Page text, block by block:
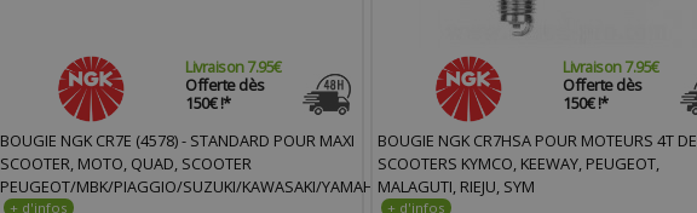
Livraison 7.95€
Offerte dès
150€ !*
BOUGIE NGK CR7E (4578) - STANDARD POUR MAXI
SCOOTER, MOTO, QUAD, SCOOTER
PEUGEOT/MBK/PIAGGIO/SUZUKI/KAWASAKI/YAMAHA
Livraison 7.95€
Offerte dès
150€ !*
BOUGIE NGK CR7HSA POUR MOTEURS 4T DE
SCOOTERS KYMCO, KEEWAY, PEUGEOT,
MALAGUTI, RIEJU, SYM